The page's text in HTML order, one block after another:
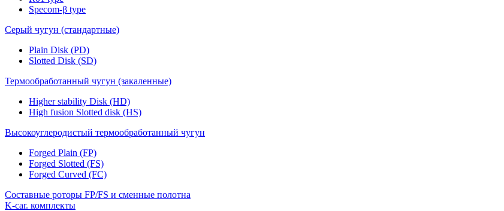
Specom-β type
Серый чугун (стандартные)
Plain Disk (PD)
Slotted Disk (SD)
Термообработанный чугун (закаленные)
Higher stability Disk (HD)
High fusion Slotted disk (HS)
Высокоуглеродистый термообработанный чугун
Forged Plain (FP)
Forged Slotted (FS)
Forged Curved (FC)
Составные роторы FP/FS и сменные полотна
K-car. комплекты